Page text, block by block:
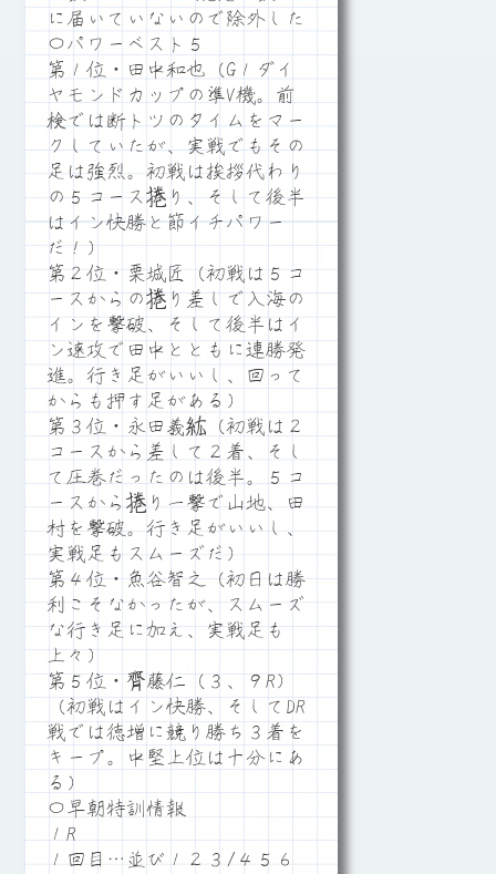
に届いていないので除外した
〇パワーベスト５
第１位・田中和也（G１ダイ
ヤモンドカップの準V機。前
検では断トツのタイムをマー
クしていたが、実戦でもその
足は強烈。初戦は挨拶代わり
の５コース捲り、そして後半
はイン快勝と節イチパワー
だ！）
第２位・栗城匠（初戦は５コ
ースからの捲り差しで入海の
インを撃破、そして後半はイ
ン速攻で田中とともに連勝発
進。行き足がいいし、回って
からも押す足がある）
第３位・永田義紘（初戦は２
コースから差して２着、そし
て圧巻だったのは後半。５コ
ースから捲り一撃で山地、田
村を撃破。行き足がいいし、
実戦足もスムーズだ）
第４位・魚谷智之（初日は勝
利こそなかったが、スムーズ
な行き足に加え、実戦足も
上々）
第５位・齊藤仁（３、９R）
（初戦はイン快勝、そしてDR
戦では徳増に競り勝ち３着を
キープ。中堅上位は十分にあ
る）
〇早朝特訓情報
１R
１回目…並び１２３/４５６